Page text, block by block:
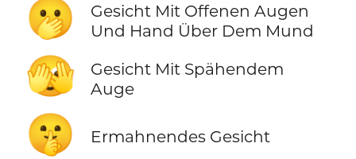
🫢
Gesicht Mit Offenen Augen
Und Hand Über Dem Mund
🫣
Gesicht Mit Spähendem
Auge
🤫 Ermahnendes Gesicht